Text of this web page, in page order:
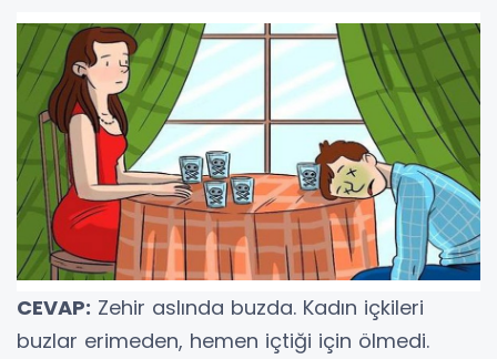
CEVAP: Zehir aslında buzda. Kadın içkileri
buzlar erimeden, hemen içtiği için ölmedi.